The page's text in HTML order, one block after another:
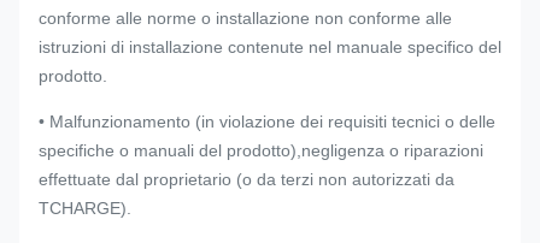
conforme alle norme o installazione non conforme alle
istruzioni di installazione contenute nel manuale specifico del
prodotto.
• Malfunzionamento (in violazione dei requisiti tecnici o delle
specifiche o manuali del prodotto),negligenza o riparazioni
effettuate dal proprietario (o da terzi non autorizzati da
TCHARGE).